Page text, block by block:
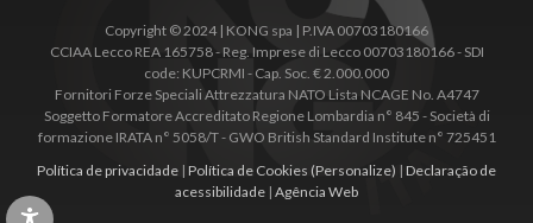
Copyright © 2024 | KONG spa | P.IVA 00703180166
CCIAA Lecco REA 165758 - Reg. Imprese di Lecco 00703180166 - SDI
code: KUPCRMI - Cap. Soc. € 2.000.000
Fornitori Forze Speciali Attrezzatura NATO Lista NCAGE No. A4747
Soggetto Formatore Accreditato Regione Lombardia n° 845 - Società di
formazione IRATA n° 5058/T - GWO British Standard Institute n° 725451
Política de privacidade | Política de Cookies (Personalize) | Declaração de
acessibilidade | Agência Web